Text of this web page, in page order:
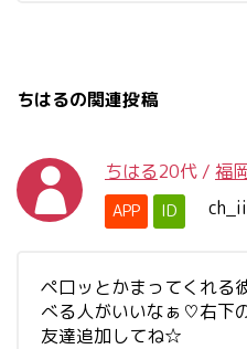
ちはるの関連投稿
ちはる20代 / 福
APP ID
ペ口ッとかまってくれる
べる人がいいなぁ♡右下
友達追加してね☆